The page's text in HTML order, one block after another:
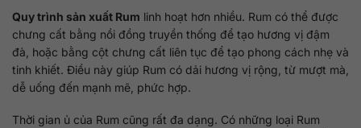
Quy trình sản xuất Rum linh hoạt hơn nhiều. Rum có thể được
chưng cất bằng nồi đồng truyền thống để tạo hương vị đậm
đà, hoặc bằng cột chưng cất liên tục để tạo phong cách nhẹ và
tinh khiết. Điều này giúp Rum có dải hương vị rộng, từ mượt mà,
dễ uống đến mạnh mẽ, phức hợp.
Thời gian ủ của Rum cũng rất đa dạng. Có những loại Rum